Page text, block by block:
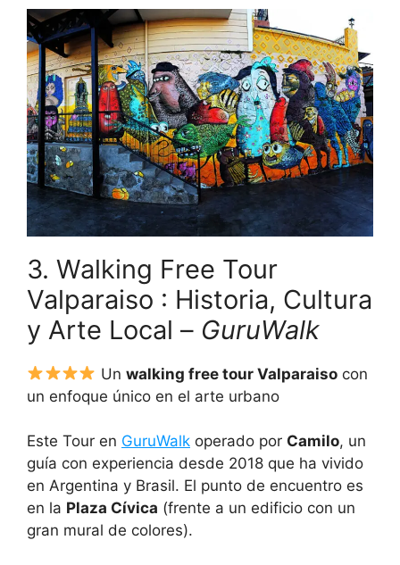
3. Walking Free Tour
Valparaiso : Historia, Cultura
y Arte Local – GuruWalk
Un walking free tour Valparaisocon
un enfoque único en el arte urbano
Este Tour en GuruWalk operado por Camilo, un
guía con experiencia desde 2018 que ha vivido
en Argentina y Brasil. El punto de encuentro es
en la Plaza Cívica (frente a un edificio con un
gran mural de colores).